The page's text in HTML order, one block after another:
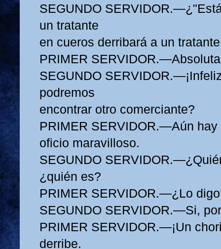
SEGUNDO
un tratante
en cueros derribará a un
PRIMER
SEGUNDO
podremos
encontrar otro comerciante?
PRIMER SERVIDOR.—Aún hay
oficio maravilloso.
SEGUNDO
¿quién es?
PRIMER SERVIDOR.—¿Lo
SEGUNDO SERVIDOR.—Si,
PRIMER SERVIDOR.—¡Un
derribe.